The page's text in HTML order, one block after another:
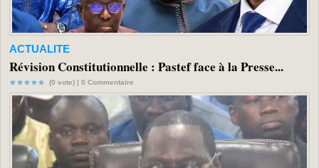
ACTUALITE
Révision Constitutionnelle : Pastef face à la Presse...
(0 vote) | 0 Commentaire